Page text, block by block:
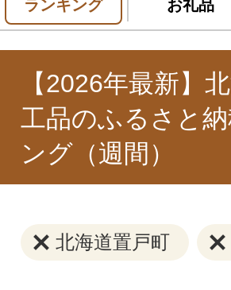
ランキング お礼品
【2026年最新】
工品のふるさと
ング（週間）
北海道置戸町